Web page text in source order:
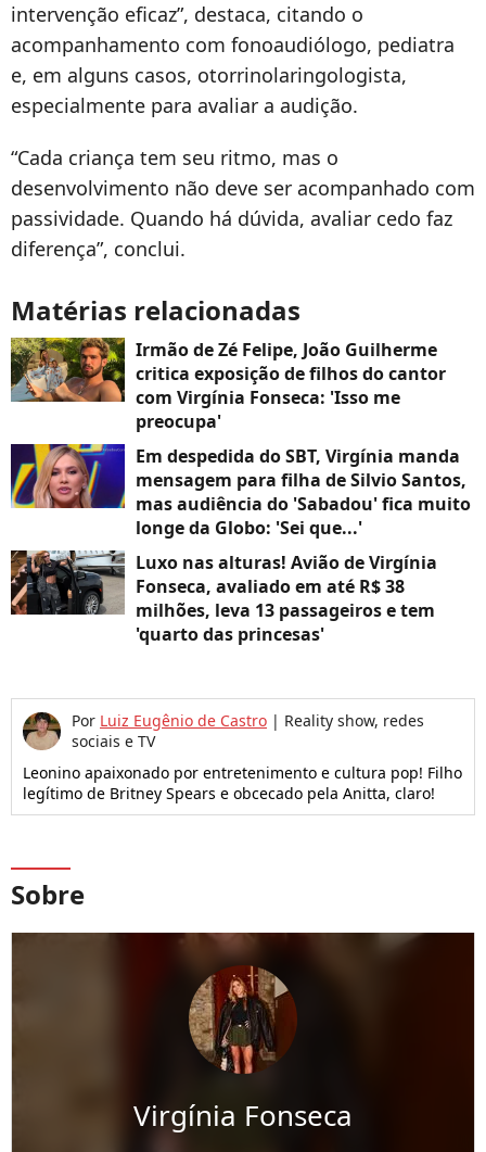
intervenção eficaz”, destaca, citando o
acompanhamento com fonoaudiólogo, pediatra
e, em alguns casos, otorrinolaringologista,
especialmente para avaliar a audição.
“Cada criança tem seu ritmo, mas o
desenvolvimento não deve ser acompanhado com
passividade. Quando há dúvida, avaliar cedo faz
diferença”, conclui.
Matérias relacionadas
Irmão de Zé Felipe, João Guilherme
critica exposição de filhos do cantor
com Virgínia Fonseca: 'Isso me
preocupa'
Em despedida do SBT, Virgínia manda
mensagem para filha de Silvio Santos,
mas audiência do 'Sabadou' fica muito
longe da Globo: 'Sei que...'
Luxo nas alturas! Avião de Virgínia
Fonseca, avaliado em até R$ 38
milhões, leva 13 passageiros e tem
'quarto das princesas'
Por Luiz Eugênio de Castro | Reality show, redes
sociais e TV
Leonino apaixonado por entretenimento e cultura pop! Filho
legítimo de Britney Spears e obcecado pela Anitta, claro!
Sobre
Virgínia Fonseca